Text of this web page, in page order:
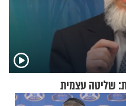
שליטה עצמית